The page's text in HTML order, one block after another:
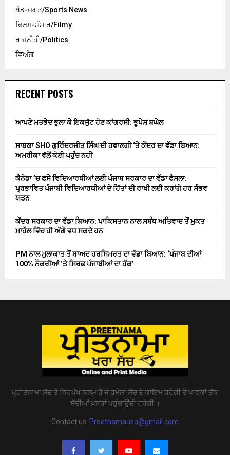
ਖੇਡ-ਜਗਤ/Sports News
ਫਿਲਮ-ਸੰਸਾਰ/Filmy
ਰਾਜਨੀਤੀ/Politics
ਵਿਅੰਗ
RECENT POSTS
ਆਪਣੇ ਮਤਭੇਦ ਭੁਲਾ ਕੇ ਇਕਜੁੱਟ ਹੋਣ ਕਾਂਗਰਸੀ: ਭੂਪੇਸ਼ ਬਘੇਲ
ਸਾਬਕਾ SHO ਗੁਰਿੰਦਰਜੀਤ ਸਿੰਘ ਦੀ ਹਵਾਲਗੀ ‘ਤੇ ਕੇਂਦਰ ਦਾ ਵੱਡਾ ਬਿਆਨ:
ਅਮਰੀਕਾ ਵੱਲੋਂ ਕੋਈ ਪਹੁੰਚ ਨਹੀਂ
ਕੈਨੇਡਾ ’ਚ ਫਸੇ ਵਿਦਿਆਰਥੀਆਂ ਲਈ ਪੰਜਾਬ ਸਰਕਾਰ ਦਾ ਵੱਡਾ ਫੈਸਲਾ:
ਪ੍ਰਭਾਵਿਤ ਪੰਜਾਬੀ ਵਿਦਿਆਰਥੀਆਂ ਦੇ ਹਿੱਤਾਂ ਦੀ ਰਾਖੀ ਲਈ ਕਰਾਂਗੇ ਹਰ ਸੰਭਵ
ਯਤਨ
ਕੇਂਦਰ ਸਰਕਾਰ ਦਾ ਵੱਡਾ ਬਿਆਨ: ਪਾਕਿਸਤਾਨ ਨਾਲ ਸਬੰਧ ਅਤਿਵਾਦ ਤੋਂ ਮੁਕਤ
ਮਾਹੌਲ ਵਿੱਚ ਹੀ ਅੱਗੇ ਵਧ ਸਕਦੇ ਹਨ
PM ਨਾਲ ਮੁਲਾਕਾਤ ਤੋਂ ਬਾਅਦ ਹਰਸਿਮਰਤ ਦਾ ਵੱਡਾ ਬਿਆਨ: ‘ਪੰਜਾਬ ਦੀਆਂ
100% ਨੌਕਰੀਆਂ ’ਤੇ ਸਿਰਫ਼ ਪੰਜਾਬੀਆਂ ਦਾ ਹੱਕ’
ਪ੍ਰੀਤਨਾਮਾ ਸੱਚ ਤੇ ਨਿਰਪੱਖ ਕਲਮ ਹੈ ਜੋ ਹਮੇਸ਼ਾ ਸੱਚ ਤੇ ਕਾਇਮ ਰਹੇਗੀ ਤੇ ਪਾਠਕਾਂ ਤੱਕ
ਸੱਚੀਆਂ ਖ਼ਬਰਾਂ ਪਹੁੰਚਾਉਂਦੀ ਰਹੇਗੀ ।
Contact us: Preetnamausa@gmail.com